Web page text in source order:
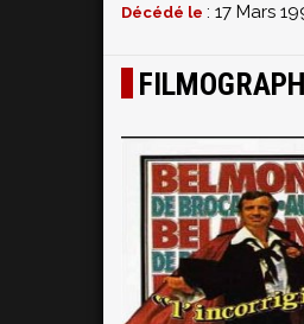
Décédé le : 17 Mars